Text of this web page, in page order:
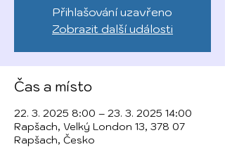
Přihlašování uzavřeno
Zobrazit další události
Čas a místo
22. 3. 2025 8:00 – 23. 3. 2025 14:00
Rapšach, Velký London 13, 378 07
Rapšach, Česko